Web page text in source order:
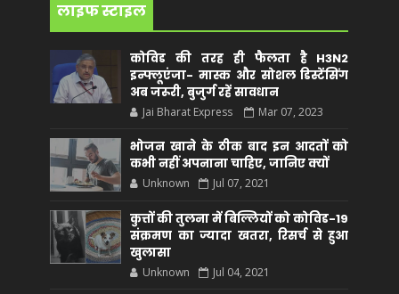
लाइफ स्टाइल
कोविड की तरह ही फैलता है H3N2
इन्फ्लूएंजा- मास्क और सोशल डिस्टेंसिंग
अब जरूरी, बुजुर्ग रहें सावधान
Jai Bharat Express Mar 07, 2023
भोजन खाने के ठीक बाद इन आदतों को
कभी नहीं अपनाना चाहिए, जानिए क्यों
Unknown Jul 07, 2021
कुत्तों की तुलना में बिल्लियों को कोविड-19
संक्रमण का ज्यादा खतरा, रिसर्च से हुआ
खुलासा
Unknown Jul 04, 2021